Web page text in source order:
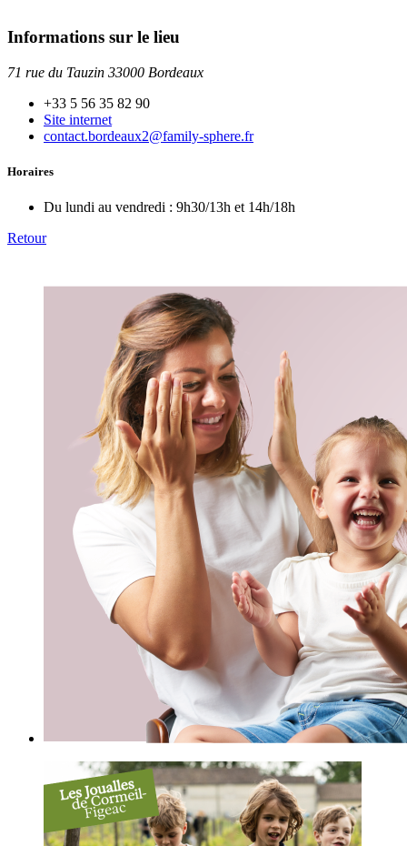
Informations sur le lieu
71 rue du Tauzin 33000 Bordeaux
+33 5 56 35 82 90
Site internet
contact.bordeaux2@family-sphere.fr
Horaires
Du lundi au vendredi : 9h30/13h et 14h/18h
Retour